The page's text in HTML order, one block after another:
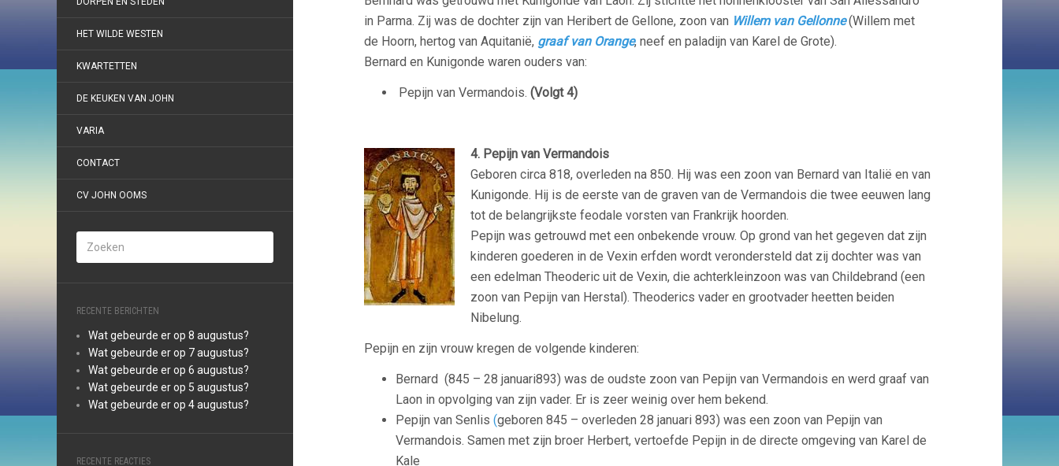
HET WILDE WESTEN
KWARTETTEN
DE KEUKEN VAN JOHN
VARIA
CONTACT
CV JOHN OOMS
RECENTE BERICHTEN
Wat gebeurde er op 8 augustus?
Wat gebeurde er op 7 augustus?
Wat gebeurde er op 6 augustus?
Wat gebeurde er op 5 augustus?
Wat gebeurde er op 4 augustus?
RECENTE REACTIES
in Parma. Zij was de dochter zijn van Heribert de Gellone, zoon van Willem van Gellonne(Willem met
de Hoorn, hertog van Aquitanië, graaf van Orange, neef en paladijn van Karel de Grote).
Bernard en Kunigonde waren ouders van:
Pepijn van Vermandois. (Volgt 4)
4. Pepijn van Vermandois
Geboren circa 818, overleden na 850. Hij was een zoon van Bernard van Italië en van
Kunigonde. Hij is de eerste van de graven van de Vermandois die twee eeuwen lang
tot de belangrijkste feodale vorsten van Frankrijk hoorden.
Pepijn was getrouwd met een onbekende vrouw. Op grond van het gegeven dat zijn
kinderen goederen in de Vexin erfden wordt verondersteld dat zij dochter was van
een edelman Theoderic uit de Vexin, die achterkleinzoon was van Childebrand (een
zoon van Pepijn van Herstal). Theoderics vader en grootvader heetten beiden
Nibelung.
Pepijn en zijn vrouw kregen de volgende kinderen:
Bernard (845 – 28 januari893) was de oudste zoon van Pepijn van Vermandois en werd graaf van
Laon in opvolging van zijn vader. Er is zeer weinig over hem bekend.
Pepijn van Senlis (geboren 845 – overleden 28 januari 893) was een zoon van Pepijn van
Vermandois. Samen met zijn broer Herbert, vertoefde Pepijn in de directe omgeving van Karel de
Kale